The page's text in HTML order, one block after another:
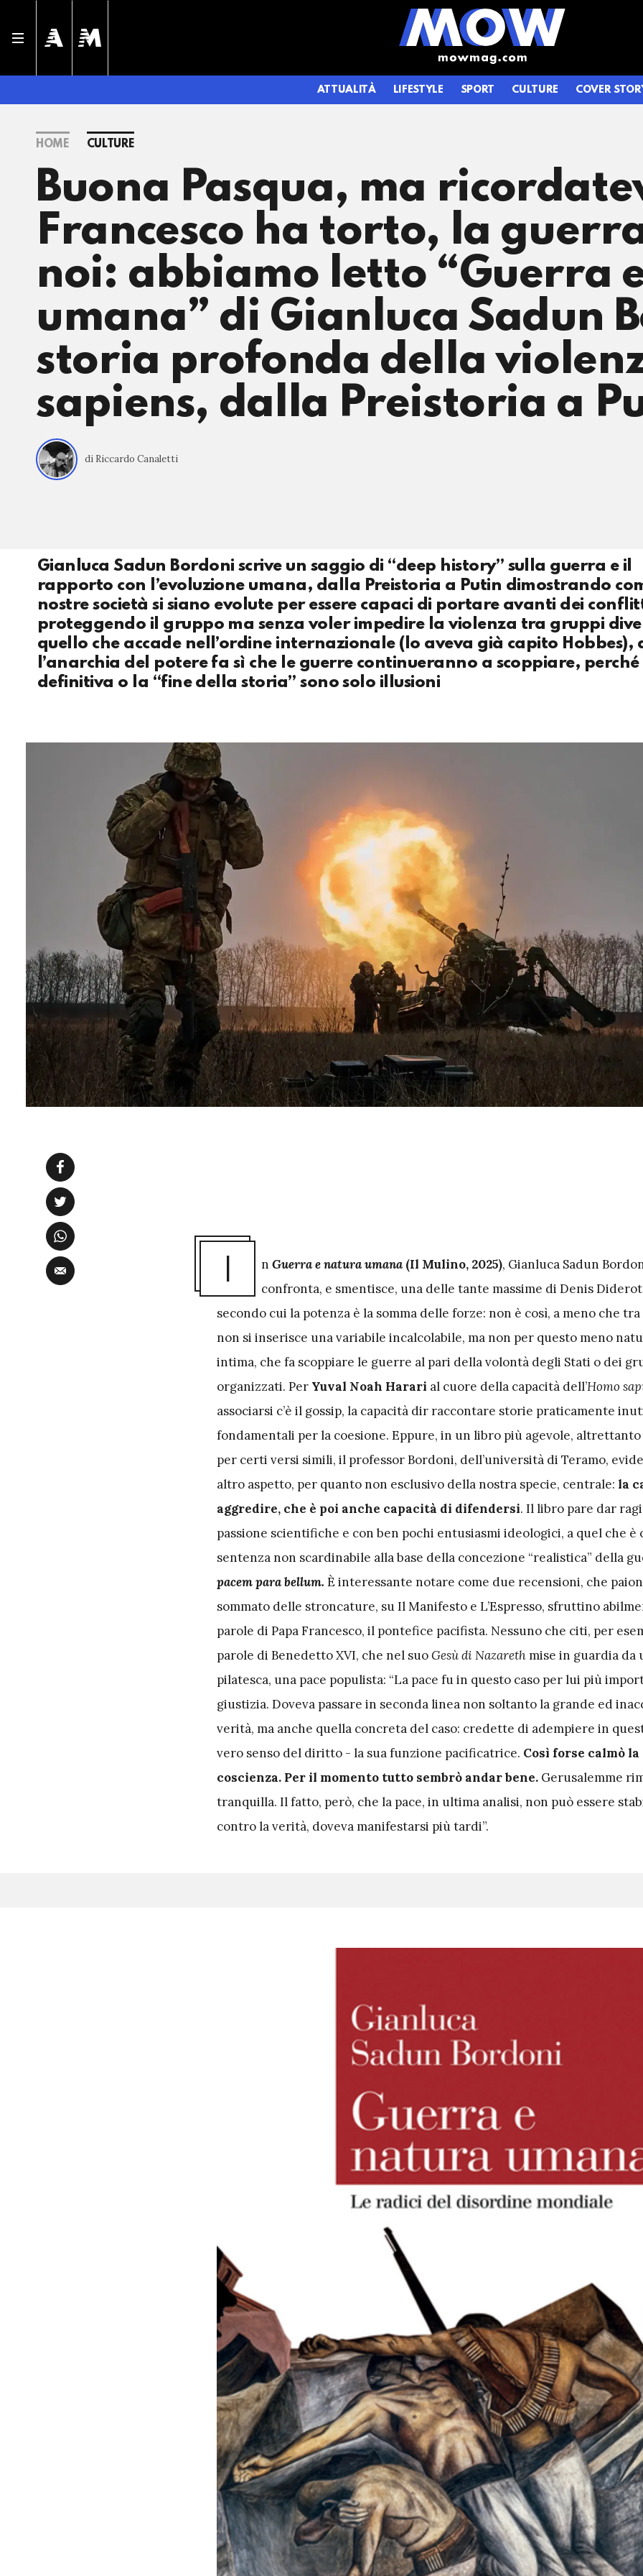
ATTUALITÀ LIFESTYLE SPORT CULTURE COVER
HOME CULTURE
Buona Pasqua, ma
Francesco ha torto, la
noi: abbiamo letto “Guerra
umana” di Gianluca Sadun
storia profonda della
sapiens, dalla Preistoria a
di Riccardo Canaletti
Gianluca Sadun Bordoni scrive un saggio di “deep history” sulla guerra e il
rapporto con l’evoluzione umana, dalla Preistoria a Putin dimostrando
nostre società si siano evolute per essere capaci di portare avanti dei
proteggendo il gruppo ma senza voler impedire la violenza tra gruppi
quello che accade nell’ordine internazionale (lo aveva già capito Hobbes),
l’anarchia del potere fa sì che le guerre continueranno a scoppiare,
definitiva o la “fine della storia” sono solo illusioni
I n Guerra e natura umana (Il Mulino, 2025), Gianluca Sadun
confronta, e smentisce, una delle tante massime di Denis
secondo cui la potenza è la somma delle forze: non è così, a meno che
non si inserisce una variabile incalcolabile, ma non per questo meno
intima, che fa scoppiare le guerre al pari della volontà degli Stati o dei
organizzati. Per Yuval Noah Harari al cuore della capacità dell’Homo
associarsi c’è il gossip, la capacità dir raccontare storie praticamente
fondamentali per la coesione. Eppure, in un libro più agevole,
per certi versi simili, il professor Bordoni, dell’università di Teramo,
altro aspetto, per quanto non esclusivo della nostra specie, centrale: la
aggredire, che è poi anche capacità di difendersi. Il libro pare dar
passione scientifiche e con ben pochi entusiasmi ideologici, a quel che è
sentenza non scardinabile alla base della concezione “realistica” della
pacem para bellum. È interessante notare come due recensioni, che
sommato delle stroncature, su Il Manifesto e L’Espresso, sfruttino
parole di Papa Francesco, il pontefice pacifista. Nessuno che citi, per
parole di Benedetto XVI, che nel suoGesù di Nazarethmise in guardia da
pilatesca, una pace populista: “La pace fu in questo caso per lui più
giustizia. Doveva passare in seconda linea non soltanto la grande ed
verità, ma anche quella concreta del caso: credette di adempiere in
vero senso del diritto - la sua funzione pacificatrice. Così forse calmò la
coscienza. Per il momento tutto sembrò andar bene. Gerusalemme
tranquilla. Il fatto, però, che la pace, in ultima analisi, non può essere
contro la verità, doveva manifestarsi più tardi”.